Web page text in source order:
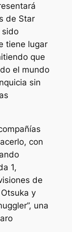
de Star
sido
tiene lugar
que
el mundo
sin
con
1,
de
y
una